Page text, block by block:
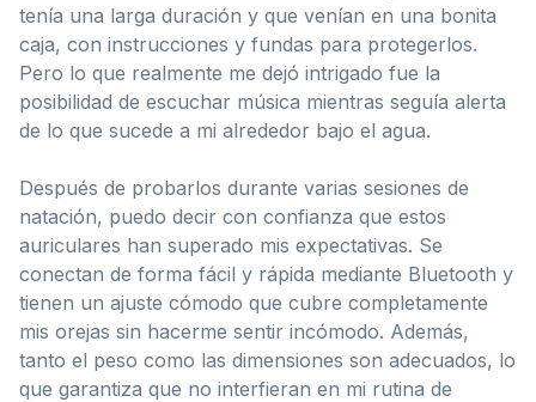
tenía una larga duración y que venían en una bonita
caja, con instrucciones y fundas para protegerlos.
Pero lo que realmente me dejó intrigado fue la
posibilidad de escuchar música mientras seguía alerta
de lo que sucede a mi alrededor bajo el agua.
Después de probarlos durante varias sesiones de
natación, puedo decir con confianza que estos
auriculares han superado mis expectativas. Se
conectan de forma fácil y rápida mediante Bluetooth y
tienen un ajuste cómodo que cubre completamente
mis orejas sin hacerme sentir incómodo. Además,
tanto el peso como las dimensiones son adecuados, lo
que garantiza que no interfieran en mi rutina de